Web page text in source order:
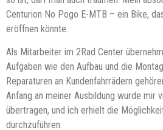
Centurion No Pogo E-MTB – ein Bike,
eröffnen könnte.
Als Mitarbeiter im 2Rad Center
Aufgaben wie den Aufbau und die
Reparaturen an Kundenfahrrädern
Anfang an meiner Ausbildung wurde mir
übertragen, und ich erhielt die
durchzuführen.